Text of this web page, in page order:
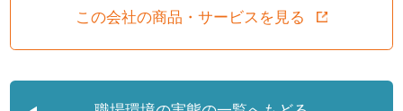
この会社の商品・サービスを見る